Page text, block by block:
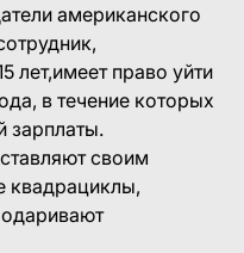
американского
лет,имеет право уйти
в течение которых
зарплаты.
своим
квадрациклы,